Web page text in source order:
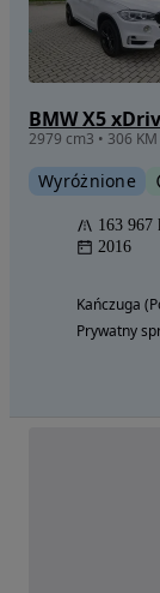
BMW X5
2979 cm3 • 306
Wyróżnione
163 967
2016
Kańczuga
Prywatny